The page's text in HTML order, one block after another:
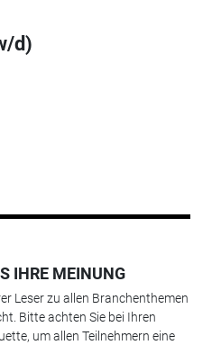
d)
IHRE MEINUNG
Leser zu allen Branchenthemen
Bitte achten Sie bei Ihren
um allen Teilnehmern eine